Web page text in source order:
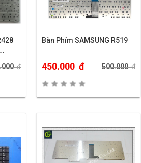
đ
Bàn Phím SAMSUNG R519
450.000 đ 500.000đ